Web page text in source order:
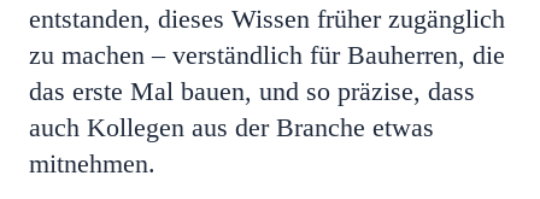
entstanden, dieses Wissen früher zugänglich
zu machen – verständlich für Bauherren, die
das erste Mal bauen, und so präzise, dass
auch Kollegen aus der Branche etwas
mitnehmen.